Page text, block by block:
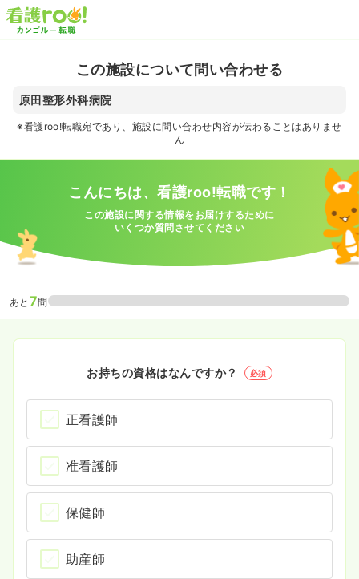
この施設について問い合わせる
原田整形外科病院
※看護roo!転職宛であり、施設に問い合わせ内容が伝わることはありませ
ん
こんにちは、看護roo!転職です！
この施設に関する情報をお届けするために
いくつか質問させてください
あと 7問
お持ちの資格はなんですか？ 必須
正看護師
准看護師
保健師
助産師